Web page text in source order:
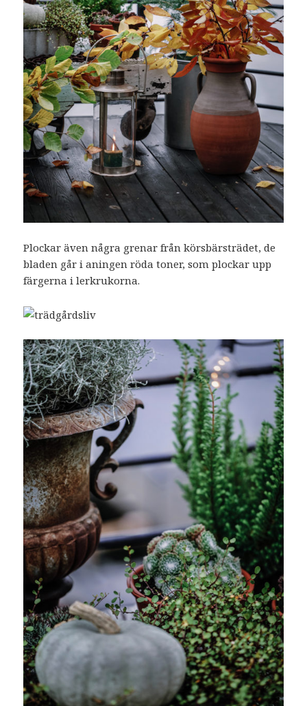
Plockar även några grenar från körsbärsträdet, de
bladen går i aningen röda toner, som plockar upp
färgerna i lerkrukorna.